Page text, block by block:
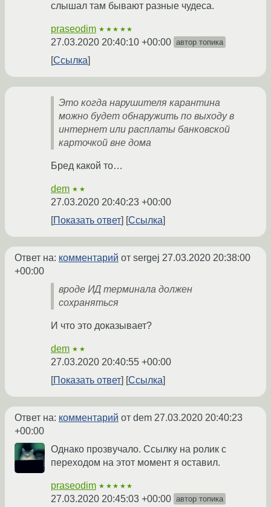
слышал там бывают разные чудеса.
praseodim ★★★★★
27.03.2020 20:40:10 +00:00 автор топика
Ссылка
Это когда нарушителя карантина
можно будет обнаружить по выходу в
интернет или расплаты банковской
карточкой вне дома
Бред какой то…
dem ★★
27.03.2020 20:40:23 +00:00
Показать ответ
Ссылка
Ответ на: комментарий от sergej 27.03.2020 20:38:00
+00:00
вроде ИД терминала должен
сохраняться
И что это доказывает?
dem ★★
27.03.2020 20:40:55 +00:00
Показать ответ
Ссылка
Ответ на: комментарий от dem 27.03.2020 20:40:23
+00:00
Однако прозвучало. Ссылку на ролик с
переходом на этот момент я оставил.
praseodim ★★★★★
27.03.2020 20:45:03 +00:00 автор топика